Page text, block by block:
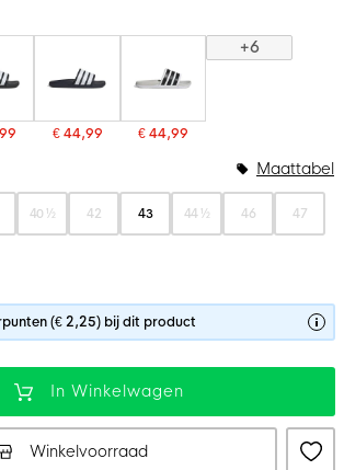
€ 44,99 € 44,99
+6
40 ½ 42 43 44 ½ 46 47
Maattabel
(€ 2,25) bij dit product
In Winkelwagen
Winkelvoorraad